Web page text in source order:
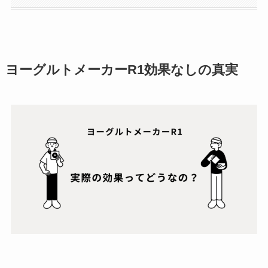
ヨーグルトメーカーR1効果なしの真実